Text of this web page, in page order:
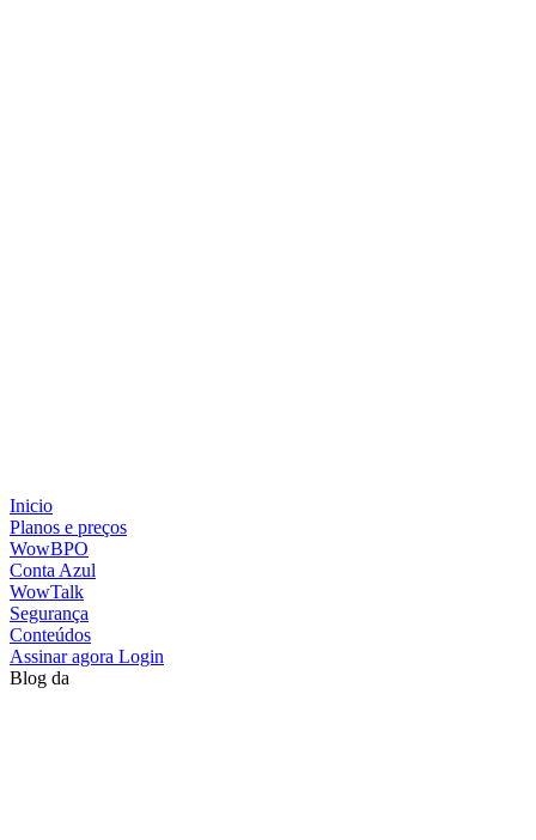
Inicio
Planos e preços
WowBPO
Conta Azul
WowTalk
Segurança
Conteúdos
Assinar agora Login
Blog da